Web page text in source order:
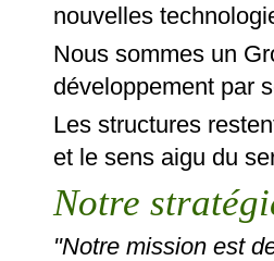
nouvelles
Nous sommes un
développement par
Les structures
et le sens aigu du
Notre
"Notre mission est